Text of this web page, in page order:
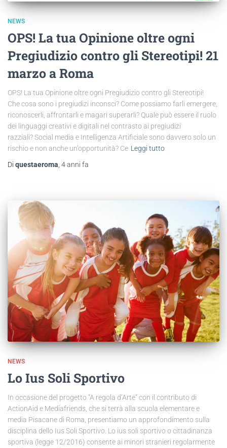
NEWS
OPS! La tua Opinione oltre ogni
Pregiudizio contro gli Stereotipi! 21
marzo a Roma
OPS! La tua Opinione oltre ogni Pregiudizio contro gli Stereotipi!
Che cosa sono i pregiudizi inconsci? Come possiamo farli emergere,
riconoscerli, affrontarli e magari superarli? Quale può essere il ruolo
dei linguaggi creativi e digitali nel contrasto ai pregiudizi
razziali? Social media e Intelligenza Artificiale sono davvero solo un
rischio e non anche un’opportunità? Ce Leggi tutto
Di questaeroma, 4 anni fa
NEWS
Lo Ius Soli Sportivo
In occasione del progetto “A regola d’Arte” con il contributo di
ActionAid e Mediafriends, che si terrà alla scuola elementare e
media Pisacane di Roma, presentiamo un approfondimento sulla
disciplina dello Ius Soli Sportivo. Lo ius soli sportivo o cittadinanza
sportiva (legge 12/2016) consente ai minori stranieri regolarmente